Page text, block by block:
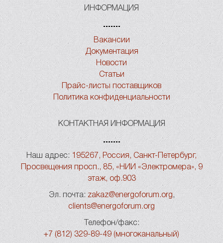
ИНФОРМАЦИЯ
Вакансии
Документация
Новости
Статьи
Прайс-листы поставщиков
Политика конфиденциальности
КОНТАКТНАЯ ИНФОРМАЦИЯ
Наш адрес: 195267, Россия, Санкт-Петербург,
Просвещения просп., 85, «НИИ «Электромера», 9
этаж, оф.903
Эл. почта: zakaz@energoforum.org ,
clients@energoforum.org
Телефон/факс:
+7 (812) 329-89-49 (многоканальный)